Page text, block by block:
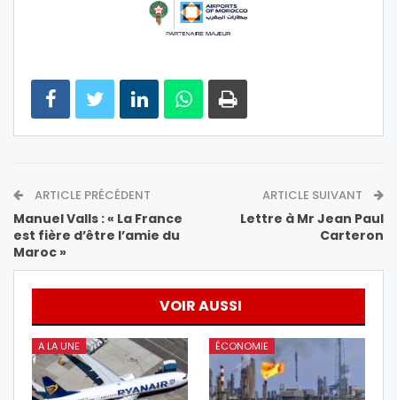
ARTICLE PRÉCÉDENT
Manuel Valls : « La France
est fière d’être l’amie du
Maroc »
ARTICLE SUIVANT
Lettre à Mr Jean Paul
Carteron
VOIR AUSSI
A LA UNE ÉCONOMIE